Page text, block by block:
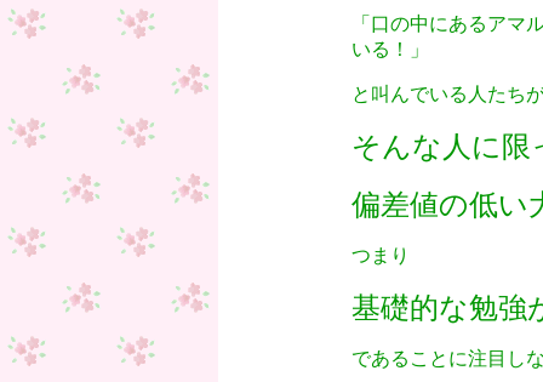
「口の中にあるアマ
いる！」
と叫んでいる人たち
そんな人に限
偏差値の低い
つまり
基礎的な勉強
であることに注目し